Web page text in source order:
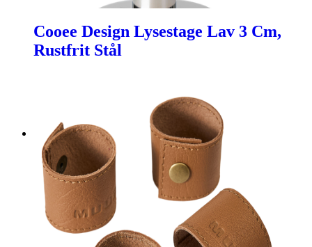
Cooee Design Lysestage Lav 3 Cm,
Rustfrit Stål